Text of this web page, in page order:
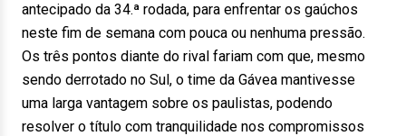
antecipado da 34.ª rodada, para enfrentar os gaúchos
neste fim de semana com pouca ou nenhuma pressão.
Os três pontos diante do rival fariam com que, mesmo
sendo derrotado no Sul, o time da Gávea mantivesse
uma larga vantagem sobre os paulistas, podendo
resolver o título com tranquilidade nos compromissos